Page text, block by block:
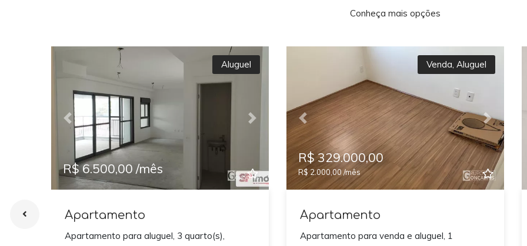
Conheça mais opções
Previous Next
Aluguel
R$ 6.500,00 /mês
Apartamento
Apartamento para aluguel, 3 quarto(s),
Previous Next
Venda Aluguel
R$ 329.000,00
R$ 2.000,00 /mês
Apartamento
Apartamento para venda e aluguel, 1